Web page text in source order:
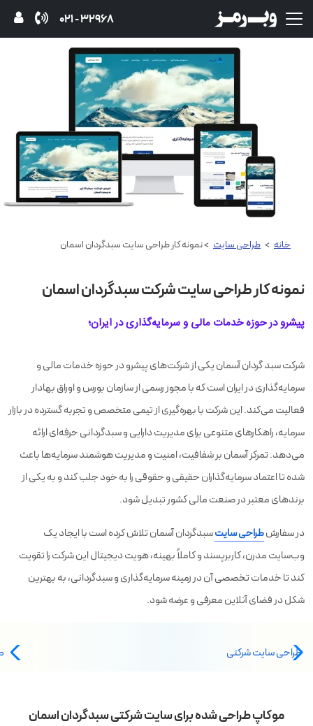
32968 - 021
خانه > طراحی سایت > نمونه کار طراحی سایت سبدگردان اسمان
نمونه کار طراحی سایت شرکت سبدگردان اسمان
پیشرو در حوزه خدمات مالی و سرمایه‌گذاری در ایران؛
شرکت سبد گردان آسمان یکی از شرکت‌های پیشرو در حوزه خدمات مالی و
سرمایه‌گذاری در ایران است که با مجوز رسمی از سازمان بورس و اوراق بهادار
فعالیت می‌کند. این شرکت با بهره‌گیری از تیمی متخصص و تجربه گسترده در بازار
سرمایه، راهکارهای متنوعی برای مدیریت دارایی و سبدگردانی حرفه‌ای ارائه
می‌دهد. تمرکز آسمان بر شفافیت، امنیت و مدیریت هوشمند سرمایه‌ها باعث
شده تا اعتماد سرمایه‌گذاران حقیقی و حقوقی را به خود جلب کند و به یکی از
برندهای معتبر در صنعت مالی کشور تبدیل شود.
در سفارشطراحی سایتسبدگردان آسمان تلاش کرده است با ایجاد یک
وب‌سایت مدرن، کاربرپسند و کاملاً بهینه، هویت دیجیتال این شرکت را تقویت
کند تا خدمات تخصصی آن در زمینه سرمایه‌گذاری و سبدگردانی، به بهترین
شکل در فضای آنلاین معرفی و عرضه شود.
طراحی سایت شرکتی
موکاپ طراحی شده برای سایت شرکتی سبدگردان اسمان